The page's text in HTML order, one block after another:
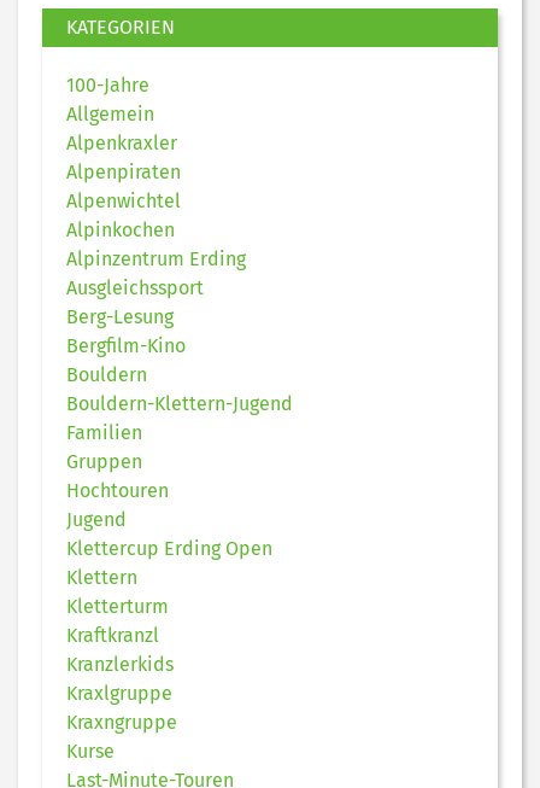
KATEGORIEN
100-Jahre
Allgemein
Alpenkraxler
Alpenpiraten
Alpenwichtel
Alpinkochen
Alpinzentrum Erding
Ausgleichssport
Berg-Lesung
Bergfilm-Kino
Bouldern
Bouldern-Klettern-Jugend
Familien
Gruppen
Hochtouren
Jugend
Klettercup Erding Open
Klettern
Kletterturm
Kraftkranzl
Kranzlerkids
Kraxlgruppe
Kraxngruppe
Kurse
Last-Minute-Touren